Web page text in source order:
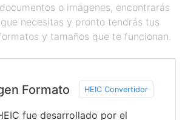
o imágenes, encontrarás
necesitas y pronto tendrás tus
y tamaños que te funcionan.
Formato HEIC Convertidor
fue desarrollado por el